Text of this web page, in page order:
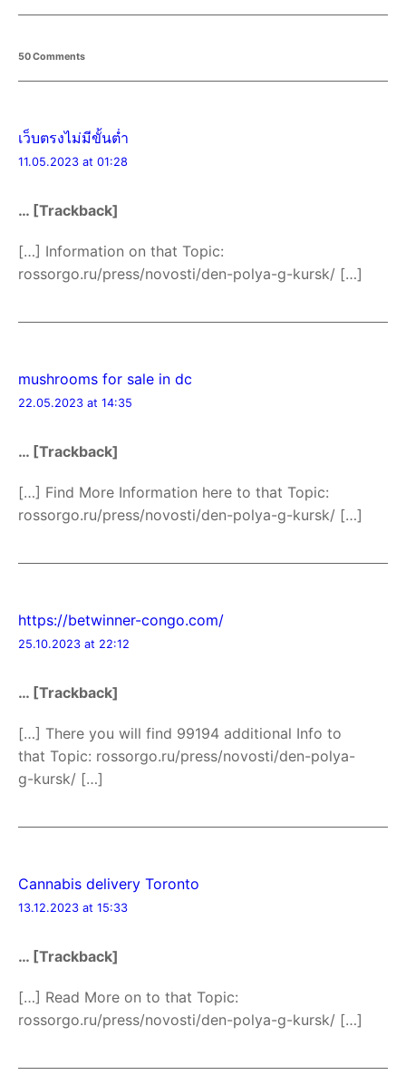
50 Comments
เว็บตรงไม่มีขั้นต่ำ
11.05.2023 at 01:28
… [Trackback]
[…] Information on that Topic:
rossorgo.ru/press/novosti/den-polya-g-kursk/ […]
mushrooms for sale in dc
22.05.2023 at 14:35
… [Trackback]
[…] Find More Information here to that Topic:
rossorgo.ru/press/novosti/den-polya-g-kursk/ […]
https://betwinner-congo.com/
25.10.2023 at 22:12
… [Trackback]
[…] There you will find 99194 additional Info to
that Topic: rossorgo.ru/press/novosti/den-polya-
g-kursk/ […]
Cannabis delivery Toronto
13.12.2023 at 15:33
… [Trackback]
[…] Read More on to that Topic:
rossorgo.ru/press/novosti/den-polya-g-kursk/ […]